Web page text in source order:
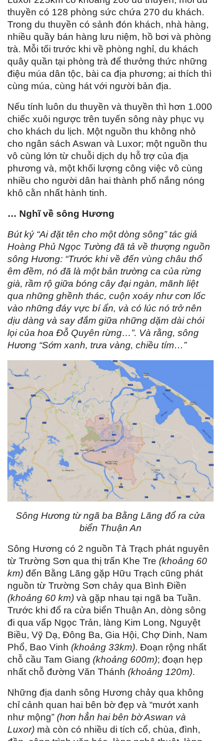
thuyền có 128 phòng sức chứa 270 du khách.
Trong du thuyền có sảnh đón khách, nhà hàng,
nhiều quầy bán hàng lưu niệm, hồ bơi và phòng
trà. Mỗi tối trước khi về phòng nghỉ, du khách
quây quần tại phòng trà để thưởng thức những
điệu múa dân tộc, bài ca địa phương; ai thích thì
cùng múa, cùng hát với người bản địa.
Nếu tính luôn du thuyền và thuyền thì hơn 1.000
chiếc xuôi ngược trên tuyến sông này phục vụ
cho khách du lịch. Một nguồn thu không nhỏ
cho ngân sách Aswan và Luxor; một nguồn thu
vô cùng lớn từ chuỗi dịch dụ hỗ trợ của địa
phương và, một khối lượng công việc vô cùng
nhiều cho người dân hai thành phố nắng nóng
khô cằn nhất hành tinh.
… Nghĩ về sông Hương
Bút ký “Ai đặt tên cho một dòng sông” tác giả
Hoàng Phủ Ngọc Tường đã tả về thượng nguồn
sông Hương: “Trước khi về đến vùng châu thổ
êm đềm, nó đã là một bản trường ca của rừng
già, rầm rộ giữa bóng cây đại ngàn, mãnh liệt
qua những ghềnh thác, cuộn xoáy như cơn lốc
vào những đáy vực bí ẩn, và có lúc nó trở nên
dịu dàng và say đắm giữa những dặm dài chói
lọi của hoa Đỗ Quyên rừng…”. Và rằng, sông
Hương “Sớm xanh, trưa vàng, chiều tím…”
Sông Hương từ ngã ba Bằng Lãng đổ ra cửa
biển Thuận An
Sông Hương có 2 nguồn Tả Trạch phát nguyên
từ Trường Sơn qua thị trấn Khe Tre (khoảng 60
km) đến Bằng Lãng gặp Hữu Trạch cũng phát
nguồn từ Trường Sơn chảy qua Bình Điền
(khoảng 60 km) và gặp nhau tại ngã ba Tuần.
Trước khi đổ ra cửa biển Thuận An, dòng sông
đi qua vấp Ngọc Trản, làng Kim Long, Nguyệt
Biều, Vỹ Dạ, Đông Ba, Gia Hội, Chợ Dinh, Nam
Phổ, Bao Vinh (khoảng 33km). Đoạn rộng nhất
chỗ cầu Tam Giang (khoảng 600m); đoạn hẹp
nhất chỗ đường Văn Thánh (khoảng 120m).
Những địa danh sông Hương chảy qua không
chỉ cảnh quan hai bên bờ đẹp và “mướt xanh
như mộng” (hơn hẳn hai bên bờAswan và
Luxor) mà còn có nhiều di tích cổ, chùa, đình,